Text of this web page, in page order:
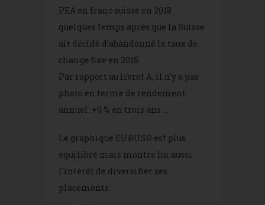
PEA en franc suisse en 2018
quelques temps après que la Suisse
ait décidé d’abandonné le taux de
change fixe en 2015.
Par rapport au livret A, il n’y a pas
photo en terme de rendement
annuel: +9 % en trois ans …
Le graphique EURUSD est plus
équilibré mais montre lui aussi
l’intérêt de diversifier ses
placements: